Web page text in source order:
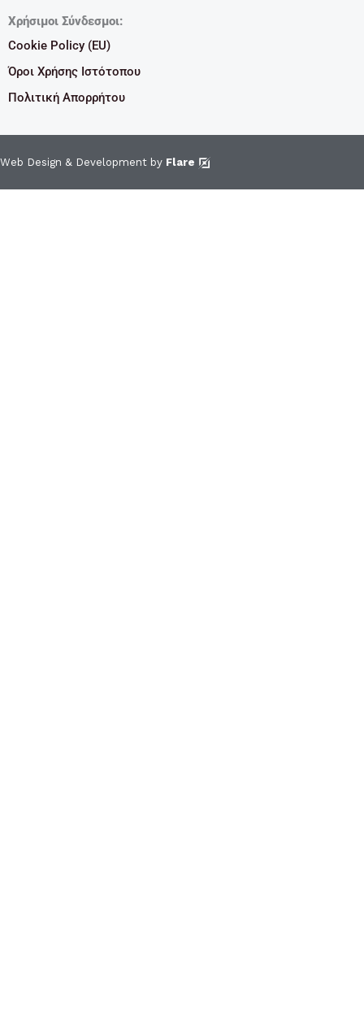
Χρήσιμοι Σύνδεσμοι:
Cookie Policy (EU)
Όροι Χρήσης Ιστότοπου
Πολιτική Απορρήτου
Web Design & Development by Flare